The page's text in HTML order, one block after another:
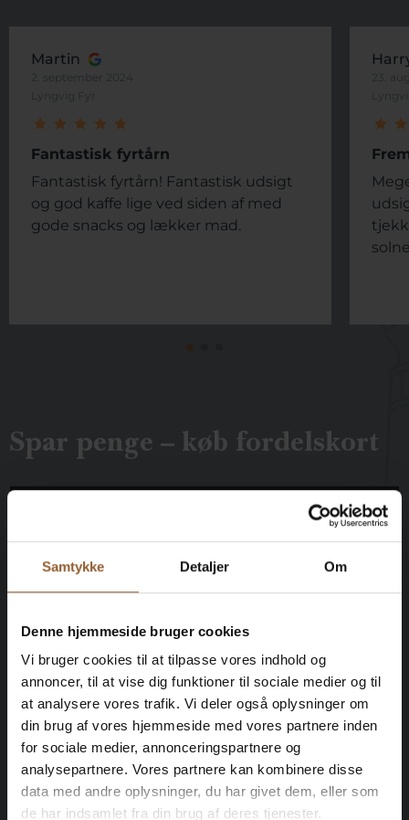
Samtykke Detaljer Om
Denne hjemmeside bruger cookies
Vi bruger cookies til at tilpasse vores indhold og
annoncer, til at vise dig funktioner til sociale medier og til
at analysere vores trafik. Vi deler også oplysninger om
din brug af vores hjemmeside med vores partnere inden
for sociale medier, annonceringspartnere og
analysepartnere. Vores partnere kan kombinere disse
data med andre oplysninger, du har givet dem, eller som
de har indsamlet fra din brug af deres tjenester.
Martin
Fantastisk fyrtårn
Fantastisk fyrtårn! Fantastisk udsigt
og god kaffe lige ved siden af ​​med
gode snacks og lækker mad.
Spar penge – køb fordelskort
Platin
699 KR
12 måneders fri adgang til alle vores
museer
1 person + 1 ledsager
Kan benyttes til Bork Vikingemarked,
Naturkraft After Dark og Lokes Aften